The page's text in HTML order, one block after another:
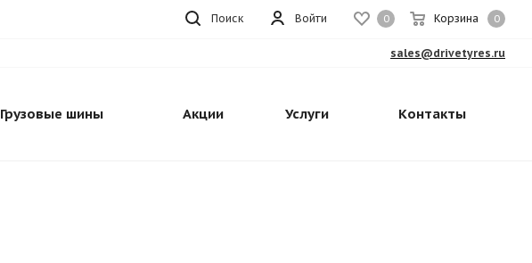
0 Корзина 0
Войти
Поиск
sales@drivetyres.ru
Грузовые шины Акции Услуги Контакты